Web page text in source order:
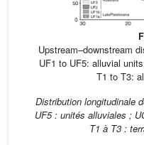
Upstream–downstream
UF1 to UF5: alluvial
T1 to T3:
Distribution longitudinale
UF5 : unités alluviales ;
T1 à T3 :